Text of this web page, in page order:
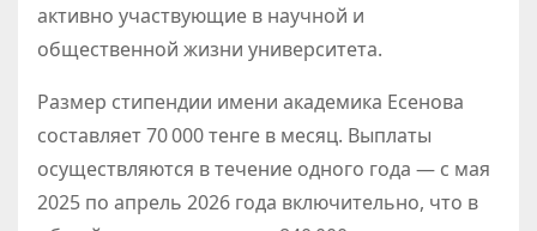
активно участвующие в научной и
общественной жизни университета.
Размер стипендии имени академика Есенова
составляет 70 000 тенге в месяц. Выплаты
осуществляются в течение одного года — с мая
2025 по апрель 2026 года включительно, что в